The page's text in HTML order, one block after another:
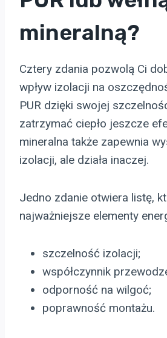
mineralną?
Cztery zdania pozwolą Ci
wpływ izolacji na
PUR dzięki swojej
zatrzymać ciepło jeszcze
mineralna także zapewnia
izolacji, ale działa inaczej.
Jedno zdanie otwiera listę,
najważniejsze elementy
szczelność izolacji;
współczynnik
odporność na wilgoć;
poprawność montażu.